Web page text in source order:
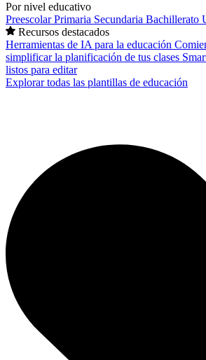
Por nivel educativo
PreescolarPrimaria Secundaria Bachillerato
Recursos destacados
Herramientas de IA para la educación
simplificar la planificación de tus clases
listos para editar
Explorar todas las plantillas de educación